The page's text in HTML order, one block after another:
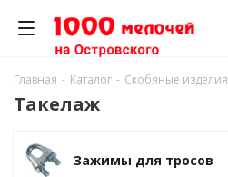
Главная - Каталог - Скобяные изделия
Такелаж
Зажимы для тросов